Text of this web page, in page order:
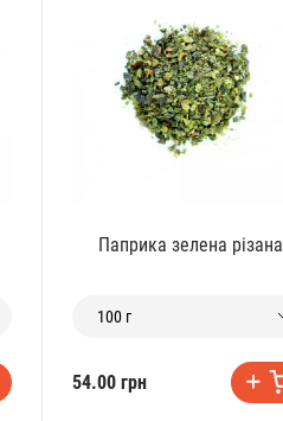
Паприка зелена різана
100 г
54.00 грн